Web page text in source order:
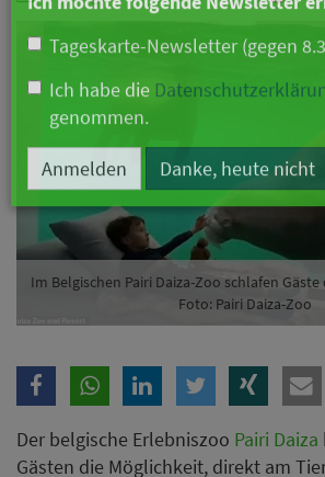
Im Belgischen Pairi Daiza-Zoo schlafen
Foto: Pairi Daiza-Zoo
Der belgische Erlebniszoo Pairi Daiza
Gästen die Möglichkeit, direkt am
Branche
Ich möchte folgende Newsletter
Tageskarte-Newsletter (gegen
Ich habe die
genommen.